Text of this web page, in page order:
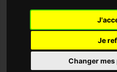
Je
Changer